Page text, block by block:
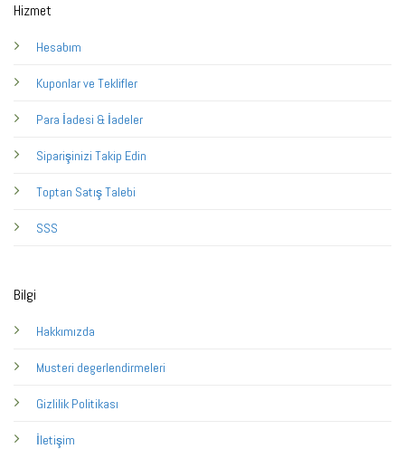
Hizmet
Hesabım
Kuponlar ve Teklifler
Para İadesi & İadeler
Siparişinizi Takip Edin
Toptan Satış Talebi
SSS
Bilgi
Hakkımızda
Musteri degerlendirmeleri
Gizlilik Politikası
İletişim